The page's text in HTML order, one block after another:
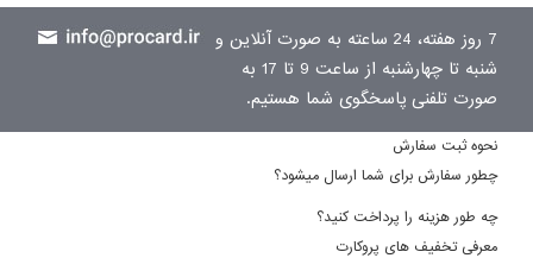
7 روز هفته، 24 ساعته به صورت آنلاین و
شنبه تا چهارشنبه از ساعت 9 تا 17 به
صورت تلفنی پاسخگوی شما هستیم.
نحوه ثبت سفارش
چطور سفارش برای شما ارسال میشود؟
چه طور هزینه را پرداخت کنید؟
معرفی تخفیف های پروکارت